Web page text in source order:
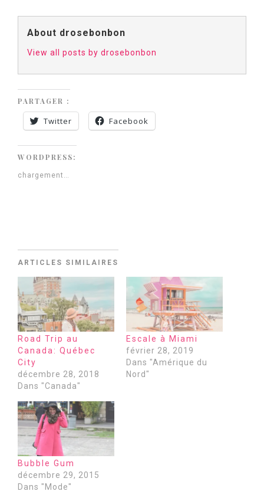
About drosebonbon
View all posts by drosebonbon
PARTAGER :
Twitter Facebook
WORDPRESS:
chargement…
ARTICLES SIMILAIRES
Road Trip au
Canada: Québec
City
décembre 28, 2018
Dans "Canada"
Escale à Miami
février 28, 2019
Dans "Amérique du
Nord"
Bubble Gum
décembre 29, 2015
Dans "Mode"